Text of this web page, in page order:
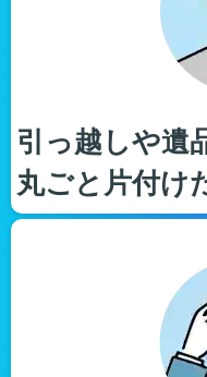
引っ越しや遺
丸ごと片付け